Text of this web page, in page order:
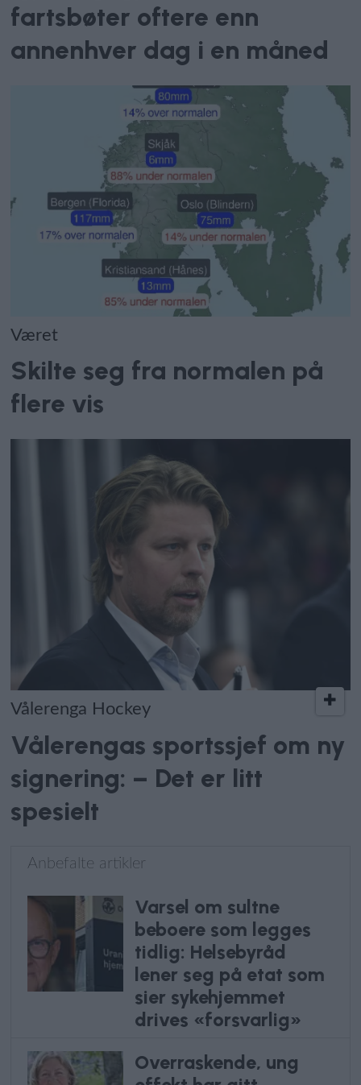
fartsbøter oftere enn
annenhver dag i en måned
Været
Skilte seg fra normalen på
flere vis
Vålerenga Hockey
Vålerengas sportssjef om ny
signering: – Det er litt
spesielt
Anbefalte artikler
Varsel om sultne
beboere som legges
tidlig: Helsebyråd
lener seg på etat som
sier sykehjemmet
drives «forsvarlig»
Overraskende, ung